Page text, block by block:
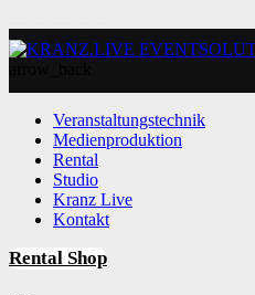
Veranstaltungstechnik
Medienproduktion
Rental
Studio
Kranz Live
Kontakt
Rental Shop